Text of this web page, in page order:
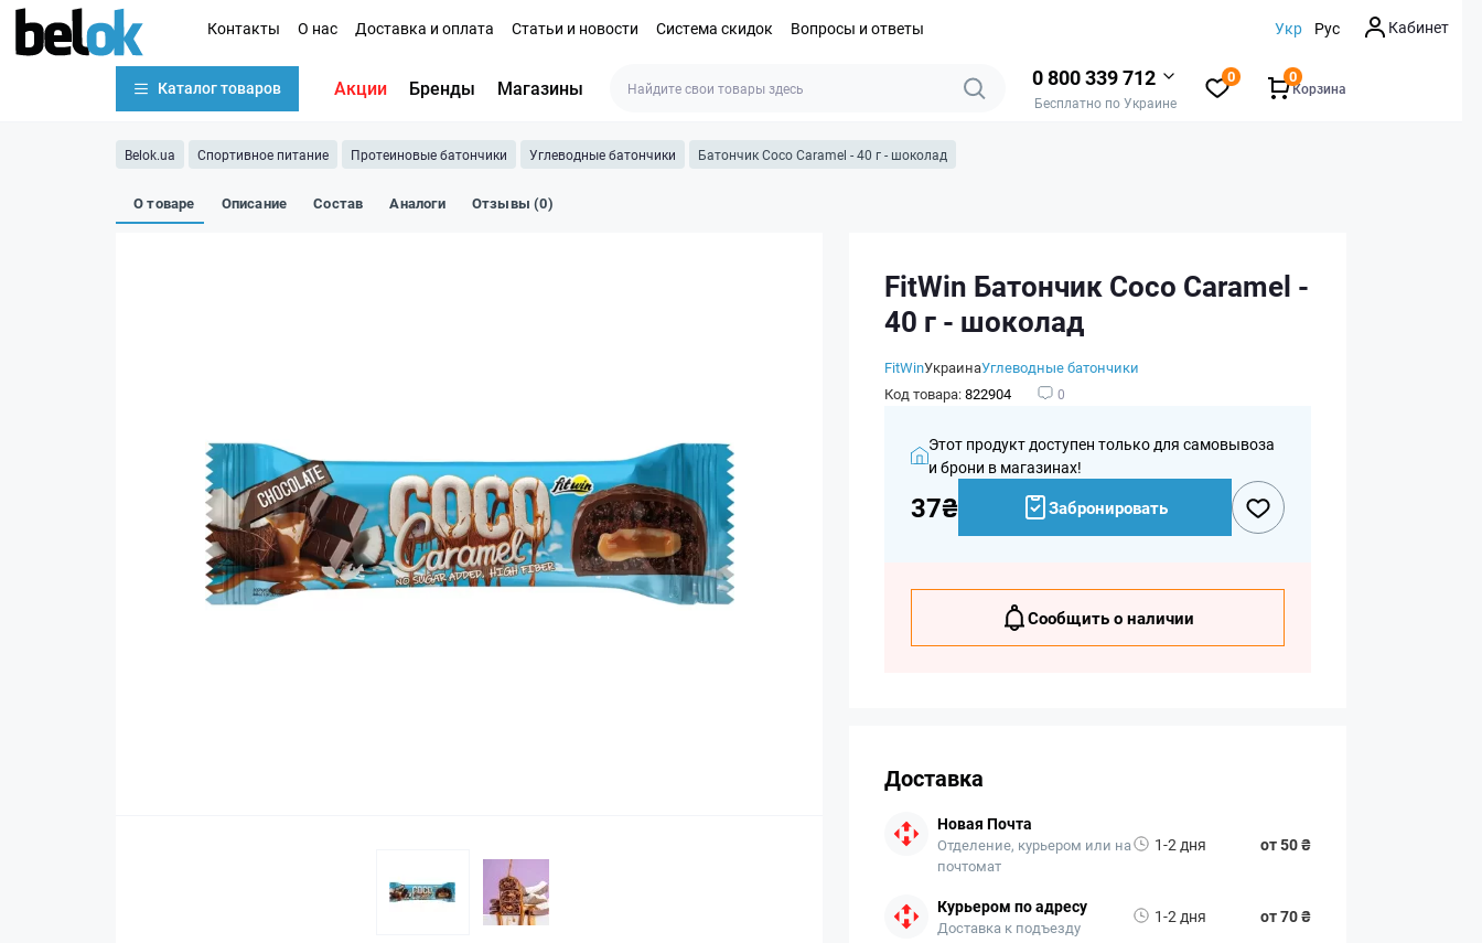
Контакты О нас Доставка и оплата Статьи и новости Система скидок Вопросы и ответы Укр Рус Кабинет
Каталог товаров Акции Бренды Магазины 0 800 339 712
Бесплатно по Украине
0
Корзина
0
Belok.ua Спортивное питание Протеиновые батончики Углеводные батончики Батончик Coco Caramel - 40 г - шоколад
О товаре Описание Состав Аналоги Отзывы (0)
FitWin Батончик Coco Caramel -
40 г - шоколад
FitWinУкраинаУглеводные батончики
Код товара:822904 0
Этот продукт доступен только для самовывоза
и брони в магазинах!
37₴ Забронировать
Сообщить о наличии
Доставка
Новая Почта
Отделение, курьером или на
почтомат
1-2 дня от 50 ₴
Курьером по адресу
Доставка к подъезду
1-2 дня от 70 ₴